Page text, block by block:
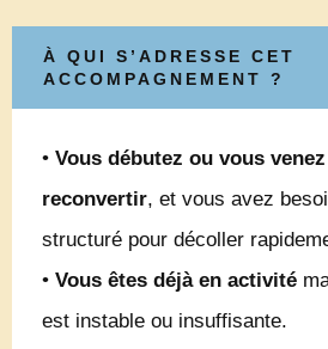
À QUI S’ADRESSE CET
ACCOMPAGNEMENT ?
• Vous débutez ou vous
reconvertir, et vous avez
structuré pour décoller
• Vous êtes déjà en activité
est instable ou insuffisante.